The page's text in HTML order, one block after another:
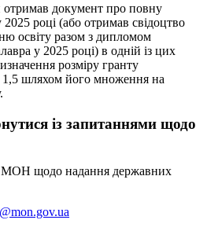
отримав документ про повну
2025 році (або отримав свідоцтво
освіту разом з дипломом
у 2025 році) в одній із цих
розміру гранту
1,5 шляхом його множення на
із запитаннями щодо
МОН щодо надання державних